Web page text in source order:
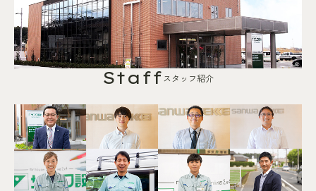
Staffスタッフ紹介